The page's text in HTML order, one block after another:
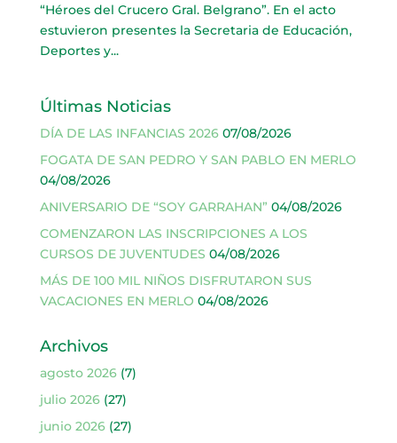
“Héroes del Crucero Gral. Belgrano”. En el acto
estuvieron presentes la Secretaria de Educación,
Deportes y...
Últimas Noticias
DÍA DE LAS INFANCIAS 2026 07/08/2026
FOGATA DE SAN PEDRO Y SAN PABLO EN MERLO
04/08/2026
ANIVERSARIO DE “SOY GARRAHAN” 04/08/2026
COMENZARON LAS INSCRIPCIONES A LOS
CURSOS DE JUVENTUDES 04/08/2026
MÁS DE 100 MIL NIÑOS DISFRUTARON SUS
VACACIONES EN MERLO 04/08/2026
Archivos
agosto 2026(7)
julio 2026(27)
junio 2026(27)